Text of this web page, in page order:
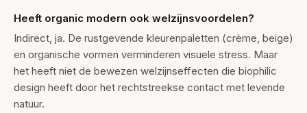
Heeft organic modern ook welzijnsvoordelen?
Indirect, ja. De rustgevende kleurenpaletten (crème, beige)
en organische vormen verminderen visuele stress. Maar
het heeft niet de bewezen welzijnseffecten die biophilic
design heeft door het rechtstreekse contact met levende
natuur.